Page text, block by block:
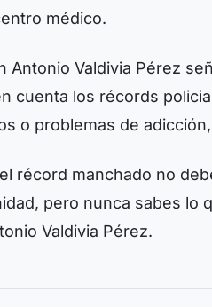
médico.
Antonio Valdivia Pérez
cuenta los récords
o problemas de
récord manchado no
pero nunca sabes lo
Valdivia Pérez.